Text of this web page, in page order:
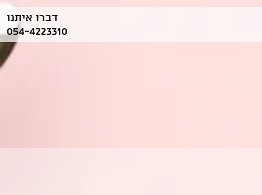
דברו איתנו
054-4223310